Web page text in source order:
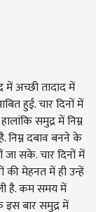
अच्छी तादाद में
हुई. चार दिनों में
समुद्र में निम्न
निम्न दबाव बनने के
सके. चार दिनों में
की मेहनत में ही उन्हें
है. कम समय में
इस बार समुद्र में